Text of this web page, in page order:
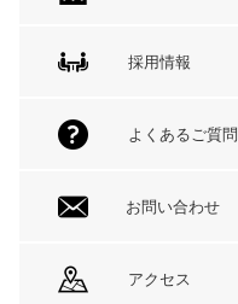
採用情報
よくあるご質問
お問い合わせ
アクセス